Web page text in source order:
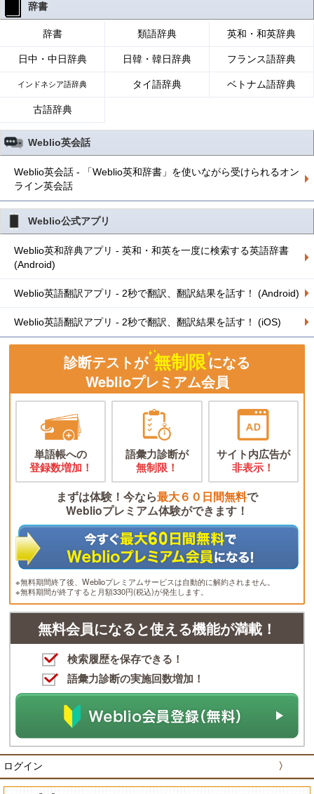
辞書
辞書 類語辞典 英和・和英辞典
日中・中日辞典 日韓・韓日辞典 フランス語辞典
インドネシア語辞典 タイ語辞典 ベトナム語辞典
古語辞典
Weblio英会話
Weblio英会話 - 「Weblio英和辞書」を使いながら受けられるオン
ライン英会話
Weblio公式アプリ
Weblio英和辞典アプリ - 英和・和英を一度に検索する英語辞書
(Android)
Weblio英語翻訳アプリ - 2秒で翻訳、翻訳結果を話す！ (Android)
Weblio英語翻訳アプリ - 2秒で翻訳、翻訳結果を話す！ (iOS)
診断テストが 無制限になる
Weblioプレミアム会員
単語帳への
登録数増加！
語彙力診断が
無制限！
サイト内広告が
非表示！
まずは体験！今なら最大６０日間無料で
Weblioプレミアム体験ができます！
※無料期間終了後、Weblioプレミアムサービスは自動的に解約されません。
※無料期間が終了すると月額330円(税込)が発生します。
無料会員になると使える機能が満載！
検索履歴を保存できる！
語彙力診断の実施回数増加！
ログイン 〉